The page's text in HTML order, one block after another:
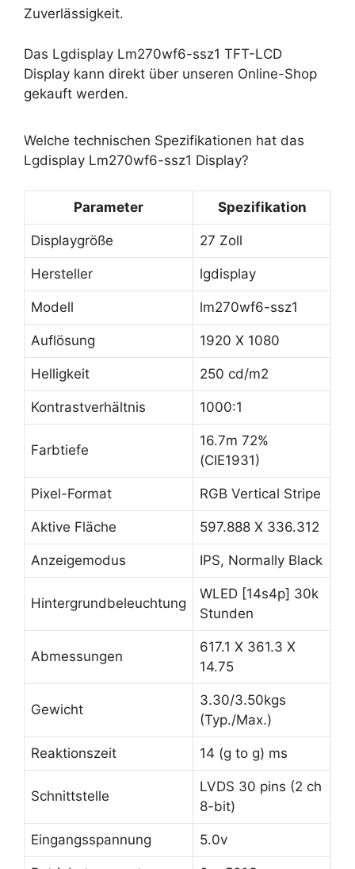
Zuverlässigkeit.
Das Lgdisplay Lm270wf6-ssz1 TFT-LCD
Display kann direkt über unseren Online-Shop
gekauft werden.
Welche technischen Spezifikationen hat das
Lgdisplay Lm270wf6-ssz1 Display?
Parameter Spezifikation
Displaygröße 27 Zoll
Hersteller lgdisplay
Modell lm270wf6-ssz1
Auflösung 1920 X 1080
Helligkeit 250 cd/m2
Kontrastverhältnis 1000:1
Farbtiefe
16.7m 72%
(CIE1931)
Pixel-Format RGB Vertical Stripe
Aktive Fläche 597.888 X 336.312
Anzeigemodus IPS, Normally Black
Hintergrundbeleuchtung
WLED [14s4p] 30k
Stunden
Abmessungen
617.1 X 361.3 X
14.75
Gewicht
3.30/3.50kgs
(Typ./Max.)
Reaktionszeit 14 (g to g) ms
Schnittstelle
LVDS 30 pins (2 ch
8-bit)
Eingangsspannung 5.0v